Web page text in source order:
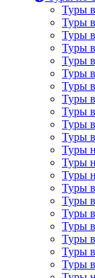
Туры
Туры
Туры
Туры
Туры
Туры
Туры
Туры
Туры
Туры
Туры
Туры
Туры
Туры
Туры
Туры
Туры
Туры
Туры
Туры
Туры